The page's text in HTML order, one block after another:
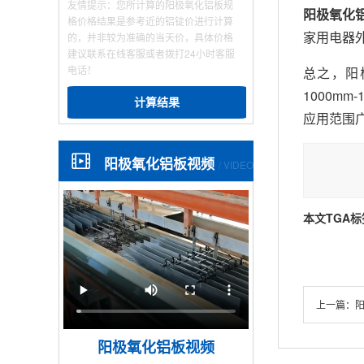
友情提示：您所计算的阳极氧化铝板规
格价格结果是参考近的铝锭价进行计算
的，并非较为准确的当天价，具体价格
建议联系在线客服或者拨打24小时客服
电话！
计算结果
阳极氧化铝板视频 / VIDEO
阳极氧化铝板视频
阳极氧化
家用电器
总之，
1000mm-
应用范围
本文TGA
上一篇：